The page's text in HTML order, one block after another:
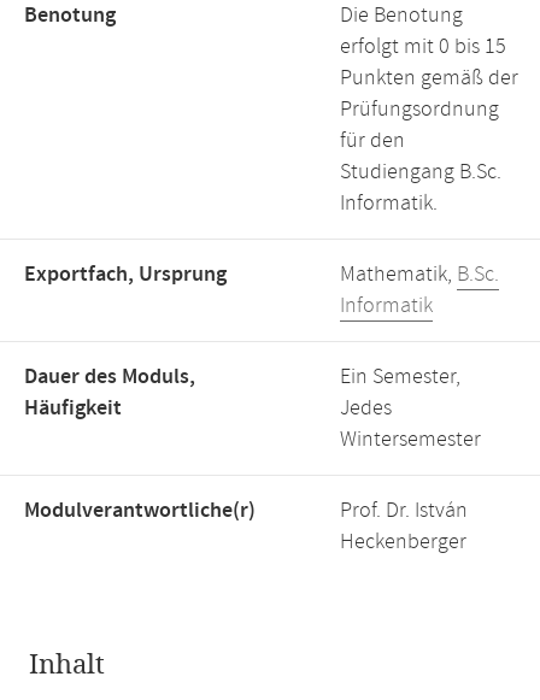
Benotung
Die Benotung
erfolgt mit 0 bis 15
Punkten gemäß der
Prüfungsordnung
für den
Studiengang B.Sc.
Informatik.
Exportfach, Ursprung Mathematik, B.Sc.
Informatik
Dauer des Moduls,
Häufigkeit
Ein Semester,
Jedes
Wintersemester
Modulverantwortliche(r)
Prof. Dr. István
Heckenberger
Inhalt